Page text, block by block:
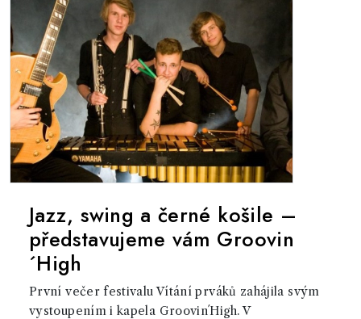
Jazz, swing a černé košile –
představujeme vám Groovin
´High
První večer festivalu Vítání prváků zahájila svým
vystoupením i kapela Groovin´High. V